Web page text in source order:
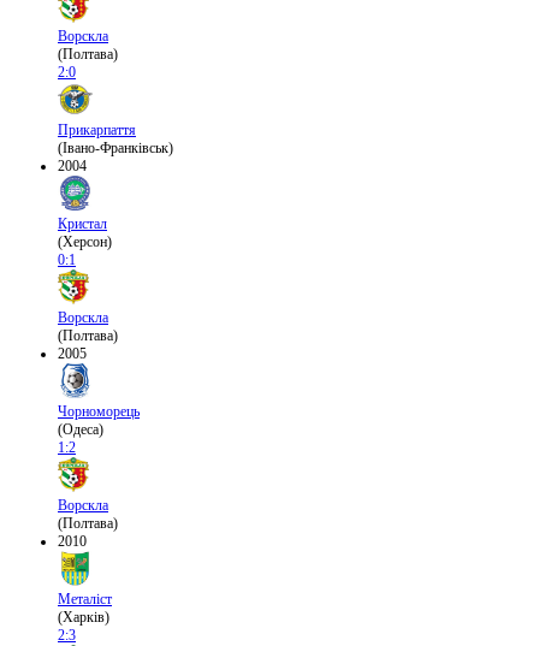
Ворскла
(Полтава)
2:0
Прикарпаття
(Івано-Франківськ)
2004
Кристал
(Херсон)
0:1
Ворскла
(Полтава)
2005
Чорноморець
(Одеса)
1:2
Ворскла
(Полтава)
2010
Металіст
(Харків)
2:3